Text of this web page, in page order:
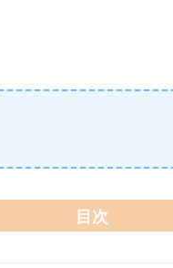
目次